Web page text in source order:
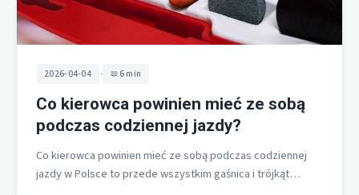
2026-04-04 • 6 min
Co kierowca powinien mieć ze sobą
podczas codziennej jazdy?
Co kierowca powinien mieć ze sobą podczas codziennej
jazdy w Polsce to przede wszystkim gaśnica i trójkąt